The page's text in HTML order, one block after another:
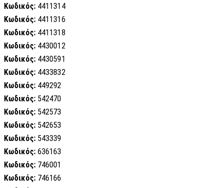
Κωδικός: 4411314
Κωδικός: 4411316
Κωδικός: 4411318
Κωδικός: 4430012
Κωδικός: 4430591
Κωδικός: 4433832
Κωδικός: 449292
Κωδικός: 542470
Κωδικός: 542573
Κωδικός: 542653
Κωδικός: 543339
Κωδικός: 636163
Κωδικός: 746001
Κωδικός: 746166